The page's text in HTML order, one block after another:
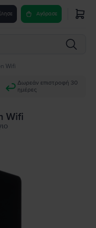
Αγόρασε
Wifi
Δωρεάν επιστροφή 30
ημέρες
Wifi